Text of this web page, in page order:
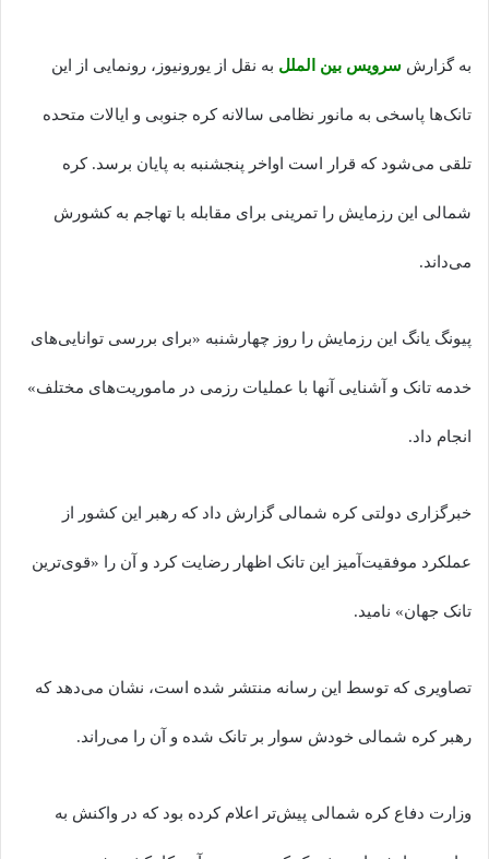
به گزارش سرویس بین الملل به نقل از یورونیوز، رونمایی از این
تانک‌ها پاسخی به مانور نظامی سالانه کره جنوبی و ایالات متحده
تلقی می‌شود که قرار است اواخر پنجشنبه به پایان برسد. کره
شمالی این رزمایش را تمرینی برای مقابله با تهاجم به کشورش
می‌داند.
پیونگ یانگ این رزمایش را روز چهارشنبه «برای بررسی توانایی‌های
خدمه تانک و آشنایی آنها با عملیات رزمی در ماموریت‌های مختلف»
انجام داد.
خبرگزاری دولتی کره شمالی گزارش داد که رهبر این کشور از
عملکرد موفقیت‌آمیز این تانک‌ اظهار رضایت کرد و آن را «قوی‌ترین
تانک جهان» نامید.
تصاویری که توسط این رسانه منتشر شده است، نشان می‌دهد که
رهبر کره شمالی خودش سوار بر تانک شده و آن را می‌راند.
وزارت دفاع کره شمالی پیش‌تر اعلام کرده بود که در واکنش به